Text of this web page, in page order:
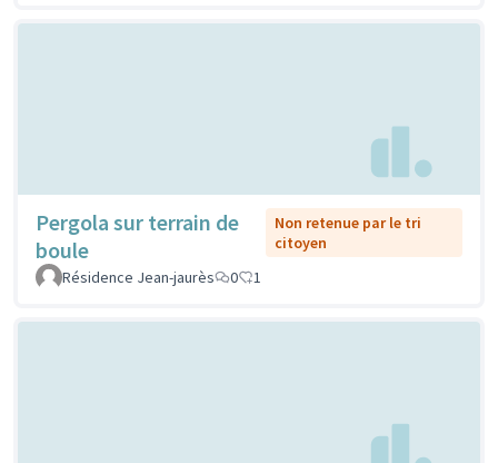
Pergola sur terrain de
boule
Non retenue par le tri
citoyen
Résidence Jean-jaurès
0 1